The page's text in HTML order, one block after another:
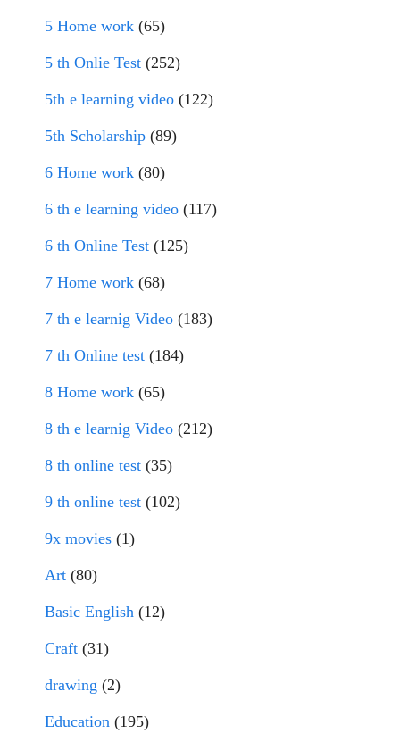
5 Home work (65)
5 th Onlie Test (252)
5th e learning video (122)
5th Scholarship (89)
6 Home work (80)
6 th e learning video (117)
6 th Online Test (125)
7 Home work (68)
7 th e learnig Video (183)
7 th Online test (184)
8 Home work (65)
8 th e learnig Video (212)
8 th online test (35)
9 th online test (102)
9x movies (1)
Art (80)
Basic English (12)
Craft (31)
drawing (2)
Education (195)